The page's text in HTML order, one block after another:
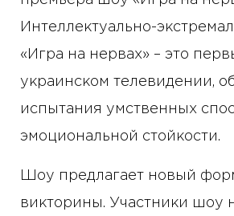
Интеллектуально-
«Игра на нервах» – это
украинском телевидении,
испытания умственных
эмоциональной стойкости.
Шоу предлагает новый
викторины. Участники шоу